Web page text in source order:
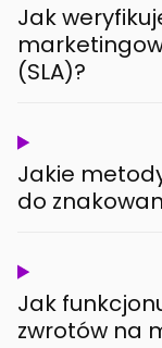
Jak
(SLA)?
Jakie
do
Jak
zwrotów na